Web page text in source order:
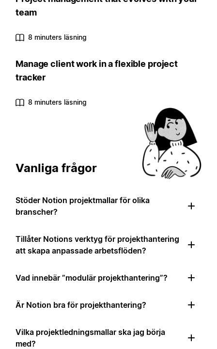
team
8 minuters läsning
Manage client work in a flexible project
tracker
8 minuters läsning
Vanliga frågor
Stöder Notion projektmallar för olika
branscher?
Tillåter Notions verktyg för projekthantering
att skapa anpassade arbetsflöden?
Vad innebär ”modulär projekthantering”?
Är Notion bra för projekthantering?
Vilka projektledningsmallar ska jag börja
med?